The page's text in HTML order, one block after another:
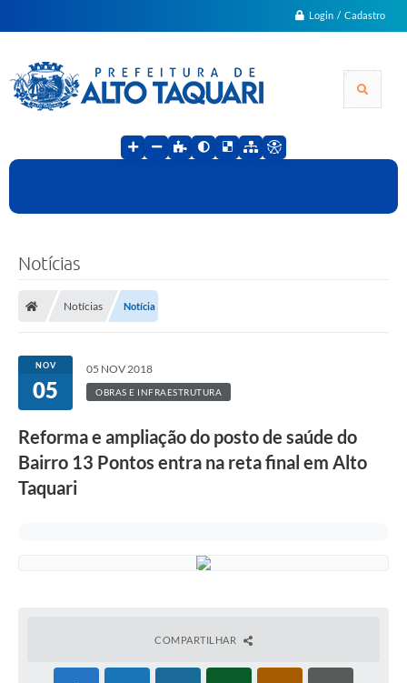
Login / Cadastro
Notícias
Notícias Notícia
NOV
05
05 NOV 2018
OBRAS E INFRAESTRUTURA
Reforma e ampliação do posto de saúde do
Bairro 13 Pontos entra na reta final em Alto
Taquari
COMPARTILHAR